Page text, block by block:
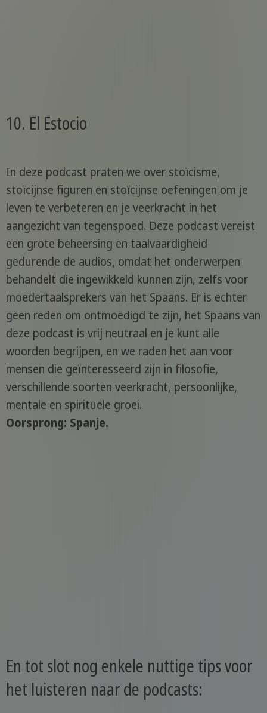
10. El Estocio
In deze podcast praten we over stoïcisme,
stoïcijnse figuren en stoïcijnse oefeningen om je
leven te verbeteren en je veerkracht in het
aangezicht van tegenspoed. Deze podcast vereist
een grote beheersing en taalvaardigheid
gedurende de audios, omdat het onderwerpen
behandelt die ingewikkeld kunnen zijn, zelfs voor
moedertaalsprekers van het Spaans. Er is echter
geen reden om ontmoedigd te zijn, het Spaans van
deze podcast is vrij neutraal en je kunt alle
woorden begrijpen, en we raden het aan voor
mensen die geïnteresseerd zijn in filosofie,
verschillende soorten veerkracht, persoonlijke,
mentale en spirituele groei.
Oorsprong: Spanje.
En tot slot nog enkele nuttige tips voor
het luisteren naar de podcasts: